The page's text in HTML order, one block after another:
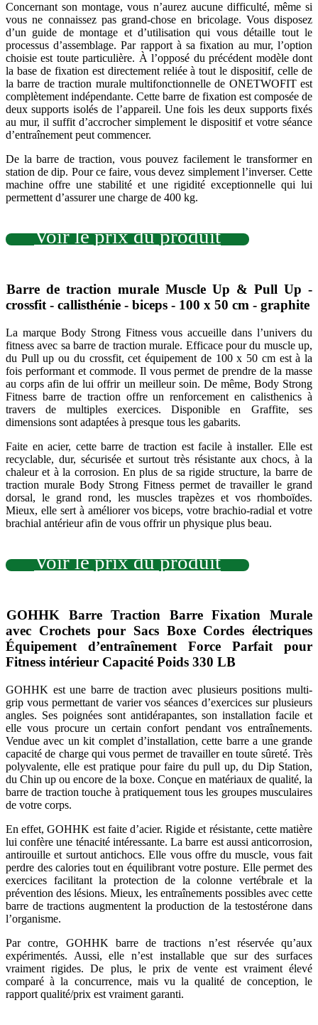
Concernant son montage, vous n’aurez aucune difficulté, même si
vous ne connaissez pas grand-chose en bricolage. Vous disposez
d’un guide de montage et d’utilisation qui vous détaille tout le
processus d’assemblage. Par rapport à sa fixation au mur, l’option
choisie est toute particulière. À l’opposé du précédent modèle dont
la base de fixation est directement reliée à tout le dispositif, celle de
la barre de traction murale multifonctionnelle de ONETWOFIT est
complètement indépendante. Cette barre de fixation est composée de
deux supports isolés de l’appareil. Une fois les deux supports fixés
au mur, il suffit d’accrocher simplement le dispositif et votre séance
d’entraînement peut commencer.
De la barre de traction, vous pouvez facilement le transformer en
station de dip. Pour ce faire, vous devez simplement l’inverser. Cette
machine offre une stabilité et une rigidité exceptionnelle qui lui
permettent d’assurer une charge de 400 kg.
Voir le prix du produit
Barre de traction murale Muscle Up & Pull Up -
crossfit - callisthénie - biceps - 100 x 50 cm - graphite
La marque Body Strong Fitness vous accueille dans l’univers du
fitness avec sa barre de traction murale. Efficace pour du muscle up,
du Pull up ou du crossfit, cet équipement de 100 x 50 cm est à la
fois performant et commode. Il vous permet de prendre de la masse
au corps afin de lui offrir un meilleur soin. De même, Body Strong
Fitness barre de traction offre un renforcement en calisthenics à
travers de multiples exercices. Disponible en Graffite, ses
dimensions sont adaptées à presque tous les gabarits.
Faite en acier, cette barre de traction est facile à installer. Elle est
recyclable, dur, sécurisée et surtout très résistante aux chocs, à la
chaleur et à la corrosion. En plus de sa rigide structure, la barre de
traction murale Body Strong Fitness permet de travailler le grand
dorsal, le grand rond, les muscles trapèzes et vos rhomboïdes.
Mieux, elle sert à améliorer vos biceps, votre brachio-radial et votre
brachial antérieur afin de vous offrir un physique plus beau.
Voir le prix du produit
GOHHK Barre Traction Barre Fixation Murale
avec Crochets pour Sacs Boxe Cordes électriques
Équipement d’entraînement Force Parfait pour
Fitness intérieur Capacité Poids 330 LB
GOHHK est une barre de traction avec plusieurs positions multi-
grip vous permettant de varier vos séances d’exercices sur plusieurs
angles. Ses poignées sont antidérapantes, son installation facile et
elle vous procure un certain confort pendant vos entraînements.
Vendue avec un kit complet d’installation, cette barre a une grande
capacité de charge qui vous permet de travailler en toute sûreté. Très
polyvalente, elle est pratique pour faire du pull up, du Dip Station,
du Chin up ou encore de la boxe. Conçue en matériaux de qualité, la
barre de traction touche à pratiquement tous les groupes musculaires
de votre corps.
En effet, GOHHK est faite d’acier. Rigide et résistante, cette matière
lui confère une ténacité intéressante. La barre est aussi anticorrosion,
antirouille et surtout antichocs. Elle vous offre du muscle, vous fait
perdre des calories tout en équilibrant votre posture. Elle permet des
exercices facilitant la protection de la colonne vertébrale et la
prévention des lésions. Mieux, les entraînements possibles avec cette
barre de tractions augmentent la production de la testostérone dans
l’organisme.
Par contre, GOHHK barre de tractions n’est réservée qu’aux
expérimentés. Aussi, elle n’est installable que sur des surfaces
vraiment rigides. De plus, le prix de vente est vraiment élevé
comparé à la concurrence, mais vu la qualité de conception, le
rapport qualité/prix est vraiment garanti.